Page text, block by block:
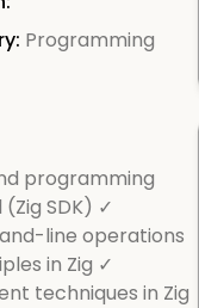
Programming
programming
SDK) ✓
line operations
in Zig ✓
techniques in Zig